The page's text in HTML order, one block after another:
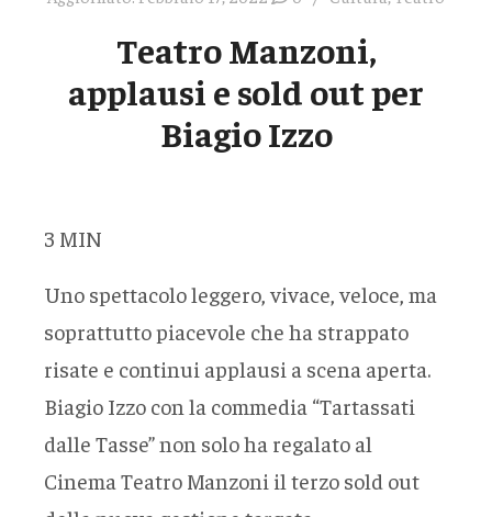
Teatro Manzoni,
applausi e sold out per
Biagio Izzo
3 MIN
Uno spettacolo leggero, vivace, veloce, ma
soprattutto piacevole che ha strappato
risate e continui applausi a scena aperta.
Biagio Izzo con la commedia “Tartassati
dalle Tasse” non solo ha regalato al
Cinema Teatro Manzoni il terzo sold out